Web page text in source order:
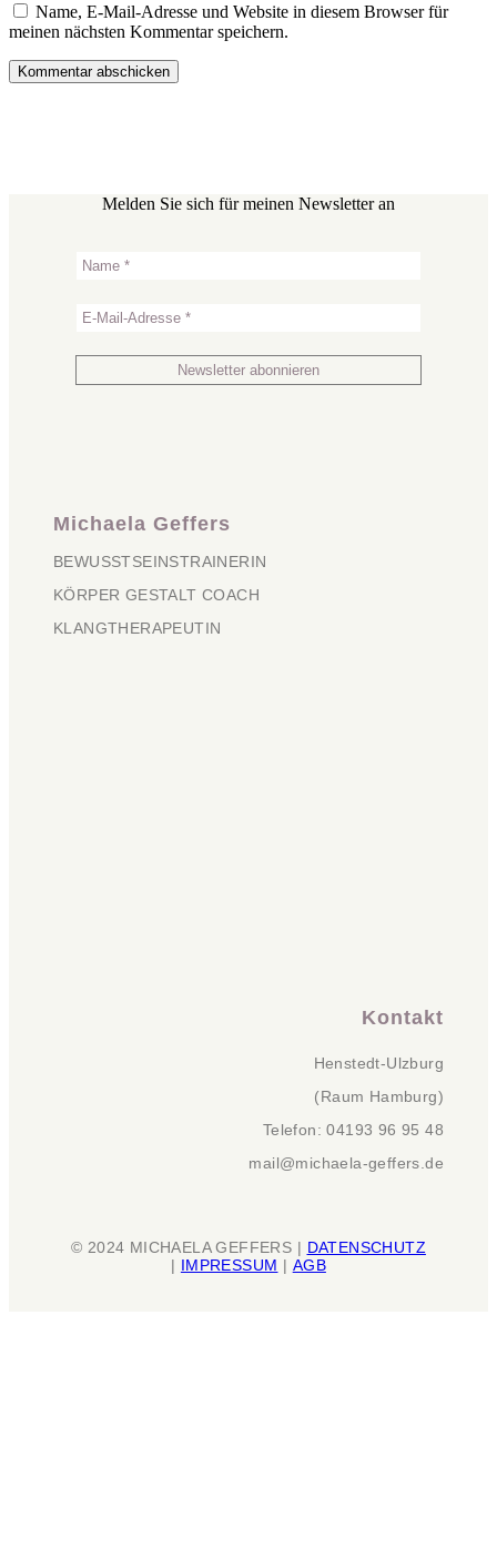
Name, E-Mail-Adresse und Website in diesem Browser für
meinen nächsten Kommentar speichern.
Melden Sie sich für meinen Newsletter an
Michaela Geffers
BEWUSSTSEINSTRAINERIN
KÖRPER GESTALT COACH
KLANGTHERAPEUTIN
Kontakt
Henstedt-Ulzburg
(Raum Hamburg)
Telefon: 04193 96 95 48
mail@michaela-geffers.de
© 2024 MICHAELA GEFFERS | DATENSCHUTZ
| IMPRESSUM | AGB